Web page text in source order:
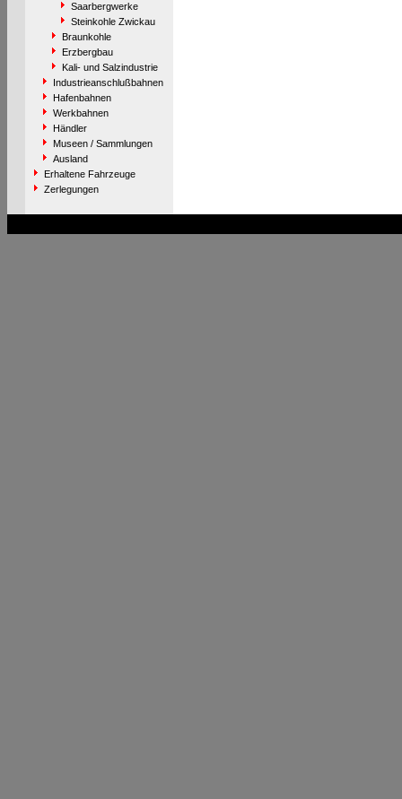
Saarbergwerke
Steinkohle Zwickau
Braunkohle
Erzbergbau
Kali- und Salzindustrie
Industrieanschlußbahnen
Hafenbahnen
Werkbahnen
Händler
Museen / Sammlungen
Ausland
Erhaltene Fahrzeuge
Zerlegungen